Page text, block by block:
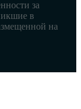
за
в
на